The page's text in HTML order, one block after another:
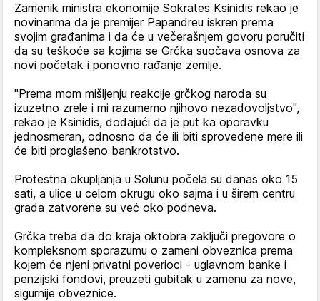
Zamenik ministra ekonomije Sokrates Ksinidis rekao je
novinarima da je premijer Papandreu iskren prema
svojim građanima i da će u večerašnjem govoru poručiti
da su teškoće sa kojima se Grčka suočava osnova za
novi početak i ponovno rađanje zemlje.
"Prema mom mišljenju reakcije grčkog naroda su
izuzetno zrele i mi razumemo njihovo nezadovoljstvo",
rekao je Ksinidis, dodajući da je put ka oporavku
jednosmeran, odnosno da će ili biti sprovedene mere ili
će biti proglašeno bankrotstvo.
Protestna okupljanja u Solunu počela su danas oko 15
sati, a ulice u celom okrugu oko sajma i u širem centru
grada zatvorene su već oko podneva.
Grčka treba da do kraja oktobra zaključi pregovore o
kompleksnom sporazumu o zameni obveznica prema
kojem će njeni privatni poverioci - uglavnom banke i
penzijski fondovi, preuzeti gubitak u zamenu za nove,
sigurnije obveznice.